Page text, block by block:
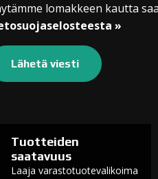
lomakkeen kautta
»
Tuotteiden
saatavuus
Laaja varastotuotevalikoima